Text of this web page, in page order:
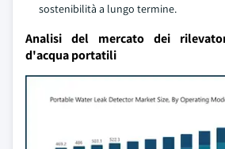
sostenibilità a lungo termine.
Analisi del mercato dei
d'acqua portatili